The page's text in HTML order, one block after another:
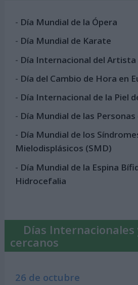
- Día Mundial de la Ópera
- Día Mundial de Karate
- Día Internacional del Artista
- Día del Cambio de Hora en
- Día Internacional de la Piel
- Día Mundial de las
- Día Mundial de los
Mielodisplásicos (SMD)
- Día Mundial de la Espina
Hidrocefalia
Días
cercanos
26 de octubre